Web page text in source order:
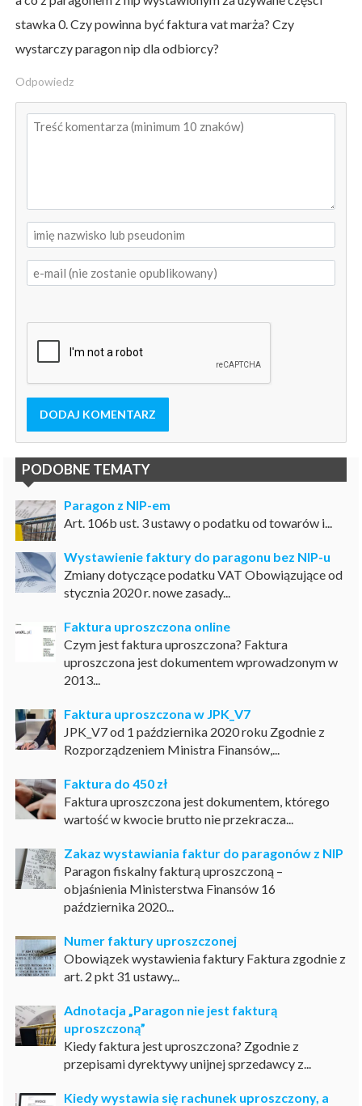
stawka 0. Czy powinna być faktura vat marża? Czy
wystarczy paragon nip dla odbiorcy?
Odpowiedz
DODAJ KOMENTARZ
PODOBNE TEMATY
Paragon z NIP-em
Art. 106b ust. 3 ustawy o podatku od towarów i...
Wystawienie faktury do paragonu bez NIP-u
Zmiany dotyczące podatku VAT Obowiązujące od
stycznia 2020 r. nowe zasady...
Faktura uproszczona online
Czym jest faktura uproszczona? Faktura
uproszczona jest dokumentem wprowadzonym w
2013...
Faktura uproszczona w JPK_V7
JPK_V7 od 1 października 2020 roku Zgodnie z
Rozporządzeniem Ministra Finansów,...
Faktura do 450 zł
Faktura uproszczona jest dokumentem, którego
wartość w kwocie brutto nie przekracza...
Zakaz wystawiania faktur do paragonów z NIP
Paragon fiskalny fakturą uproszczoną –
objaśnienia Ministerstwa Finansów 16
października 2020...
Numer faktury uproszczonej
Obowiązek wystawienia faktury Faktura zgodnie z
art. 2 pkt 31 ustawy...
Adnotacja „Paragon nie jest fakturą
uproszczoną”
Kiedy faktura jest uproszczona? Zgodnie z
przepisami dyrektywy unijnej sprzedawcy z...
Kiedy wystawia się rachunek uproszczony, a